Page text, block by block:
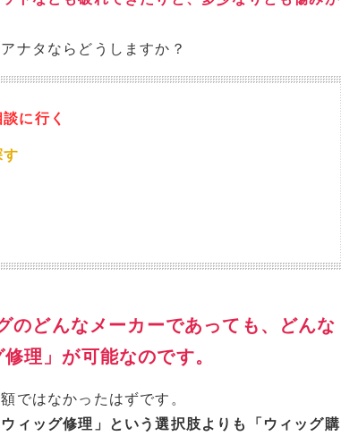
ナタならどうしますか？
に行く
のどんなメーカーであっても、どんな
理」が可能なのです。
ではなかったはずです。
ィッグ修理」という選択肢よりも「ウィッグ購